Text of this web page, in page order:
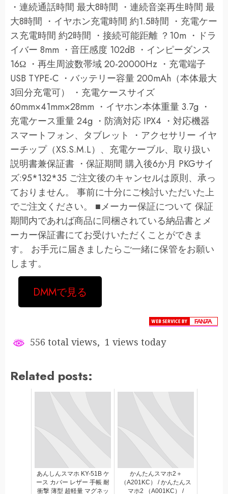
・連続通話時間 最大8時間 ・連続音楽再生時間 最
大8時間 ・イヤホン充電時間 約1.5時間 ・充電ケー
ス充電時間 約2時間 ・接続可能距離 ？10m ・ドラ
イバー 8mm ・音圧感度 102dB ・インピーダンス
16Ω ・再生周波数帯域 20-20000Hz ・充電端子
USB TYPE-C ・バッテリー容量 200mAh（本体最大
3回分充電可） ・充電ケースサイズ
60mm×41mm×28mm ・イヤホン本体重量 3.7g ・
充電ケース重量 24g ・防滴対応 IPX4 ・対応機器
スマートフォン、タブレット ・アクセサリー イヤ
ーチップ（XS.S.M.L）、充電ケーブル、取り扱い
説明書兼保証書 ・保証期間 購入後6か月 PKGサイ
ズ:95*132*35 ご注文後のキャンセルは原則、承っ
ておりません。 事前に十分にご検討いただいた上
でご注文ください。 ■メーカー保証について 保証
期間内であれば商品に同梱されている納品書とメ
ーカー保証書にてお受けいただくことができま
す。 お手元に届きましたらご一緒に保管をお願い
します。
DMMで見る
556 total views, 1 views today
Related posts:
あんしんスマホ KY-51B ケ
ース カバー レザー 手帳 耐
衝撃 薄型 超軽量 マグネッ
かんたんスマホ2＋
（A201KC） / かんたんス
マホ2 （A001KC） /